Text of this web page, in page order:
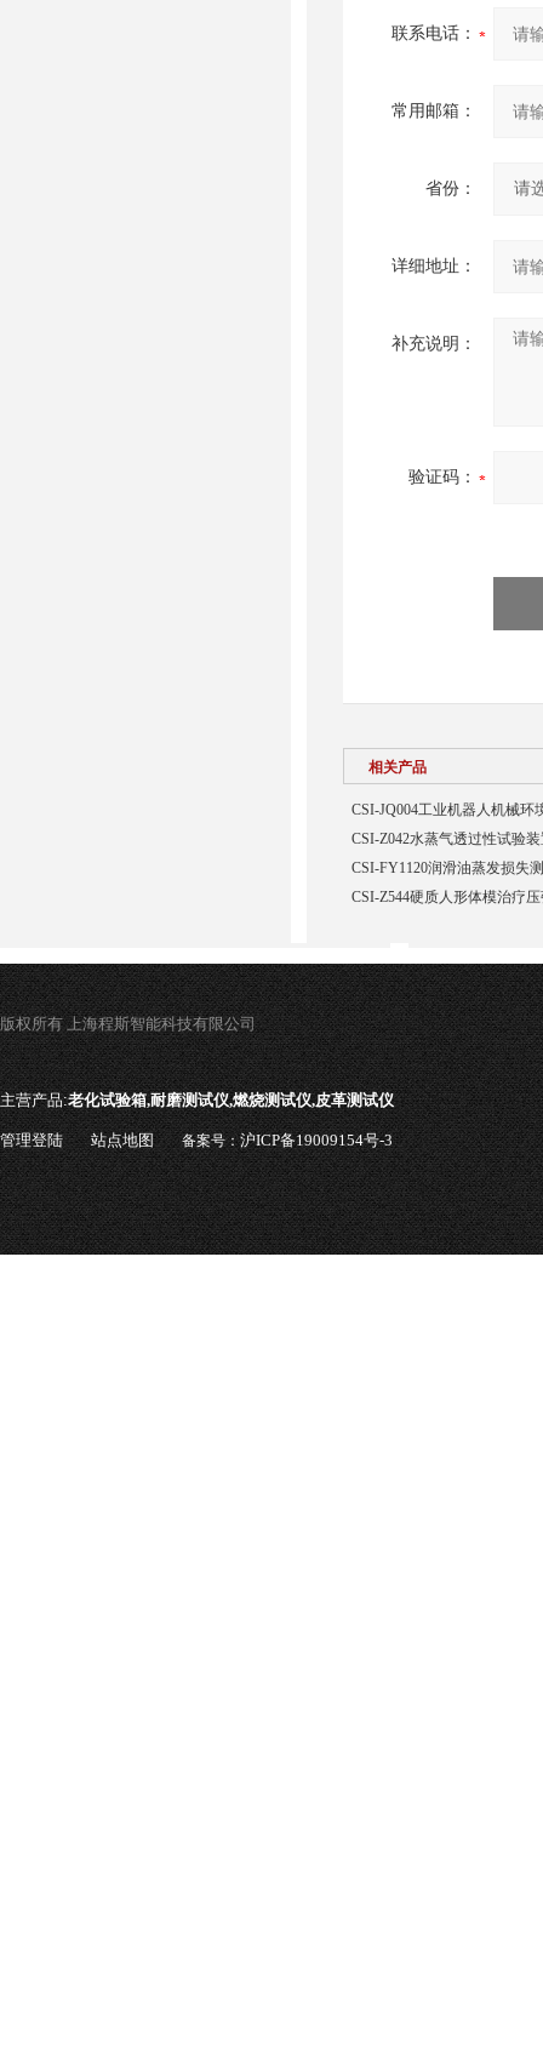
联系电话：
常用邮箱：
省份：
详细地址：
补充说明：
验证码：
相关产品
CSI-JQ004工业机器人机械
CSI-Z042水蒸气透过性试验
CSI-FY1120润滑油蒸发损失
CSI-Z544硬质人形体模治疗
版权所有 上海程斯智能科技有限公司
主营产品:老化试验箱,耐磨测试仪,燃烧测试仪,皮革测试仪
管理登陆 站点地图 备案号：沪ICP备19009154号-3